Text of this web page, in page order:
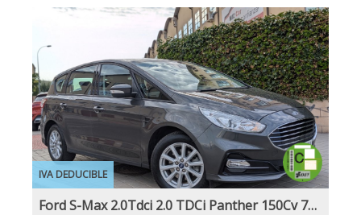
IVA DEDUCIBLE
Ford S-Max 2.0Tdci 2.0 TDCi Panther 150Cv 7Plazas IVA y Garantía Incl nacional